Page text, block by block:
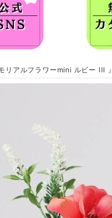
リアルフラワーmini ルビー III 』